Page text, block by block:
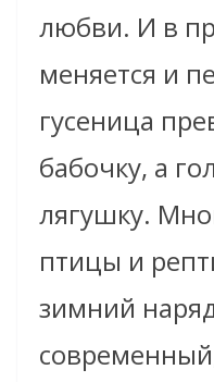
любви. И в
меняется и
гусеница
бабочку, а
лягушку.
птицы и
зимний